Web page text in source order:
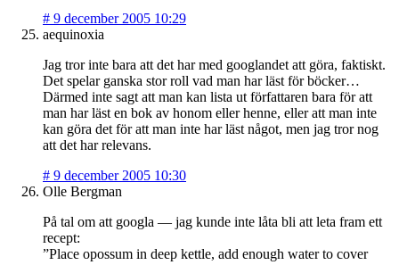
# 9 december 2005 10:29
aequinoxia
Jag tror inte bara att det har med googlandet att göra, faktiskt.
Det spelar ganska stor roll vad man har läst för böcker…
Därmed inte sagt att man kan lista ut författaren bara för att
man har läst en bok av honom eller henne, eller att man inte
kan göra det för att man inte har läst något, men jag tror nog
att det har relevans.
# 9 december 2005 10:30
Olle Bergman
På tal om att googla — jag kunde inte låta bli att leta fram ett
recept:
”Place opossum in deep kettle, add enough water to cover